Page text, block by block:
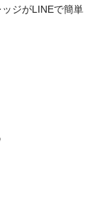
ジがLINEで簡単